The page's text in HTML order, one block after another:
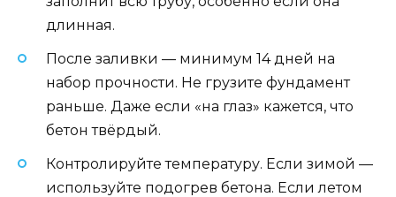
длинная.
После заливки — минимум 14 дней на
набор прочности. Не грузите фундамент
раньше. Даже если «на глаз» кажется, что
бетон твёрдый.
Контролируйте температуру. Если зимой —
используйте подогрев бетона. Если летом